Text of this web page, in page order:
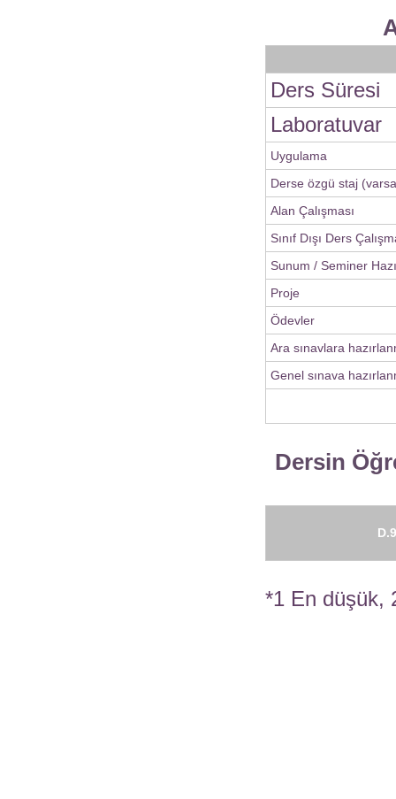
Ders Süresi
Laboratuvar
Uygulama
Derse özgü staj
Alan Çalışması
Sınıf Dışı Ders
Sunum / Seminer
Proje
Ödevler
Ara sınavlara
Genel sınava
Dersin
*1 En düşük,